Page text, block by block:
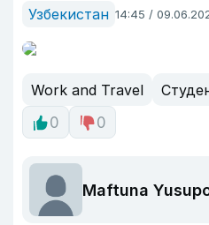
Узбекистан 14:45 /
Work and Travel
0
0
Maftuna